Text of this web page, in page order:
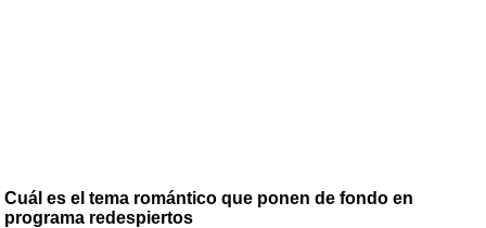
Cuál es el tema romántico que ponen de fondo en
programa redespiertos